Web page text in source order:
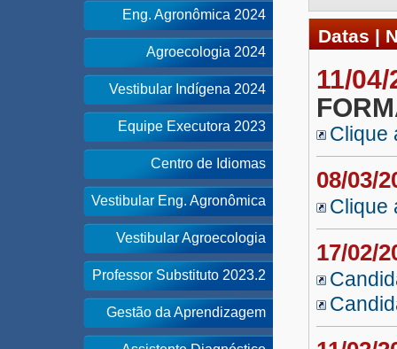
Eng. Agronômica 2024
Agroecologia 2024
Vestibular Indígena 2024
Equipe Executora 2023
Centro de Idiomas
Vestibular Eng. Agronômica
Vestibular Agroecologia
Professor Substituto 2023.2
Gestão da Aprendizagem
Datas |
11/
Clique
08/03/
Clique
17/02/